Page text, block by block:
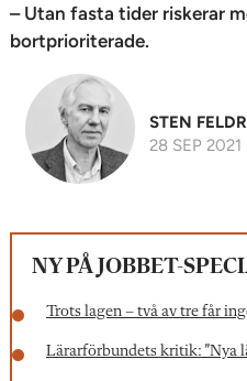
– Utan fasta tider riskerar
bortprioriterade.
STEN
28 SEP 2021
NY PÅ JOBBET-
Trots lagen – två av tre får
Lärarförbundets kritik: ”Nya